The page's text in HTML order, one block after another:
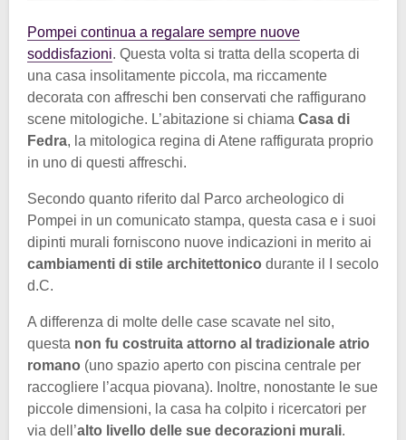
Pompei continua a regalare sempre nuove
soddisfazioni. Questa volta si tratta della scoperta di
una casa insolitamente piccola, ma riccamente
decorata con affreschi ben conservati che raffigurano
scene mitologiche. L’abitazione si chiama Casa di
Fedra, la mitologica regina di Atene raffigurata proprio
in uno di questi affreschi.
Secondo quanto riferito dal Parco archeologico di
Pompei in un comunicato stampa, questa casa e i suoi
dipinti murali forniscono nuove indicazioni in merito ai
cambiamenti di stile architettonico durante il I secolo
d.C.
A differenza di molte delle case scavate nel sito,
questa non fu costruita attorno al tradizionale atrio
romano (uno spazio aperto con piscina centrale per
raccogliere l’acqua piovana). Inoltre, nonostante le sue
piccole dimensioni, la casa ha colpito i ricercatori per
via dell’alto livello delle sue decorazioni murali.